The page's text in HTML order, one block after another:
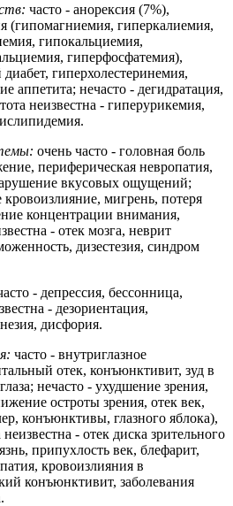
часто - анорексия (7%),
(гипомагниемия, гиперкалиемия,
гипокальциемия,
гиперфосфатемия),
гиперхолестеринемия,
аппетита; нечасто - дегидратация,
неизвестна - гиперурикемия,
очень часто - головная боль
периферическая невропатия,
вкусовых ощущений;
кровоизлияние, мигрень, потеря
концентрации внимания,
- отек мозга, неврит
дизестезия, синдром
- депрессия, бессонница,
- дезориентация,
дисфория.
часто - внутриглазное
отек, конъюнктивит, зуд в
нечасто - ухудшение зрения,
остроты зрения, отек век,
конъюнктивы, глазного яблока),
- отек диска зрительного
припухлость век, блефарит,
кровоизлияния в
конъюнктивит, заболевания